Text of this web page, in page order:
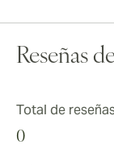
Reseñas
Total de
0